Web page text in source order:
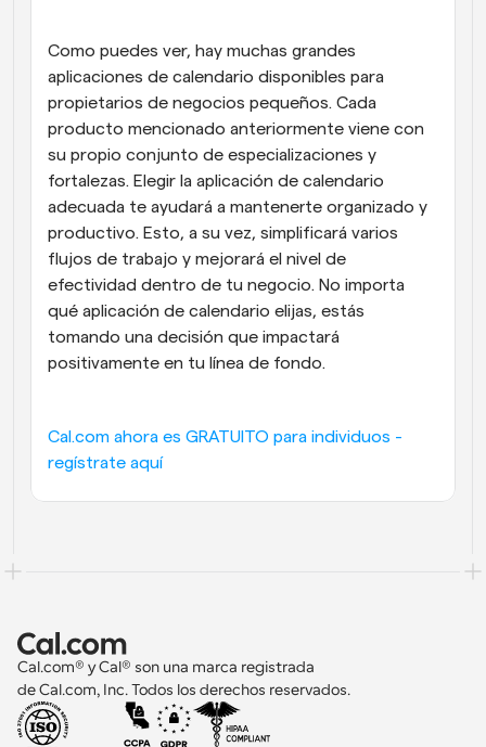
Como puedes ver, hay muchas grandes
aplicaciones de calendario disponibles para
propietarios de negocios pequeños. Cada
producto mencionado anteriormente viene con
su propio conjunto de especializaciones y
fortalezas. Elegir la aplicación de calendario
adecuada te ayudará a mantenerte organizado y
productivo. Esto, a su vez, simplificará varios
flujos de trabajo y mejorará el nivel de
efectividad dentro de tu negocio. No importa
qué aplicación de calendario elijas, estás
tomando una decisión que impactará
positivamente en tu línea de fondo.
Cal.com ahora es GRATUITO para individuos -
regístrate aquí
Cal.com® y Cal® son una marca registrada
de Cal.com, Inc. Todos los derechos reservados.